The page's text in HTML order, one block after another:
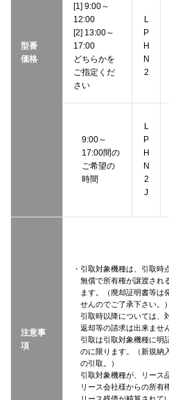
型番
価格
[1] 9:00～
12:00
[2] 13:00～
17:00
どちらかを
ご指定くだ
さい
L
P
H
N
2
9:00～
17:00間の
ご希望の
時間
L
P
H
N
2
J
注意事
項
・引取対象機種は、引取時
無償で所有権が譲渡され
ます。（廃却証明書等は
せんのでご了承下さい。）
引取時以降については、
返却等の請求は出来ませ
引取は引取対象機種に明
のに限ります。（新規納
の引取。）
引取対象機種が、リース
リース会社様からの所有